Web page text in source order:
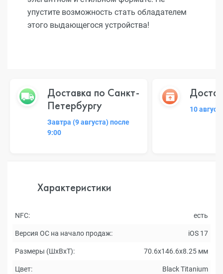
упустите возможность стать обладателем
этого выдающегося устройства!
Доставка по Санкт-
Петербургу
Завтра (9 августа) после
9:00
10
Характеристики
NFC: есть
Версия ОС на начало продаж: iOS 17
Размеры (ШxВxТ): 70.6x146.6x8.25 мм
Цвет: Black Titanium